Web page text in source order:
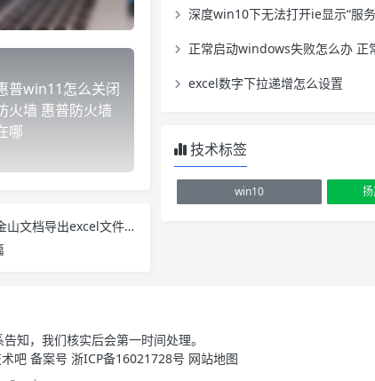
普win11怎么关闭
火墙 惠普防火墙
哪
金山文档怎么导出Excel文件 金山文档导出excel文件图片变成代码
深度win10下无法打开ie显示“服务器正在运行中”该如何处理
正常启动windows失败怎么办 正常启
excel数字下拉递增怎么设置
技术标签
win10
知，我们核实后会第一时间处理。
吧 备案号 浙ICP备16021728号 网站地图